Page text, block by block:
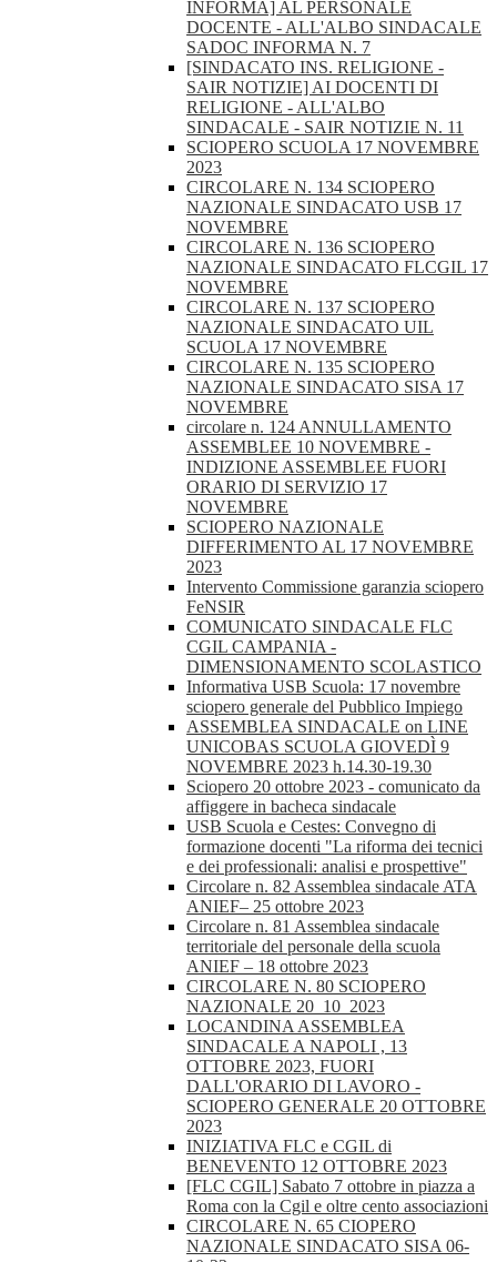
INFORMA] AL PERSONALE
DOCENTE - ALL'ALBO SINDACALE
SADOC INFORMA N. 7
[SINDACATO INS. RELIGIONE -
SAIR NOTIZIE] AI DOCENTI DI
RELIGIONE - ALL'ALBO
SINDACALE - SAIR NOTIZIE N. 11
SCIOPERO SCUOLA 17 NOVEMBRE
2023
CIRCOLARE N. 134 SCIOPERO
NAZIONALE SINDACATO USB 17
NOVEMBRE
CIRCOLARE N. 136 SCIOPERO
NAZIONALE SINDACATO FLCGIL 17
NOVEMBRE
CIRCOLARE N. 137 SCIOPERO
NAZIONALE SINDACATO UIL
SCUOLA 17 NOVEMBRE
CIRCOLARE N. 135 SCIOPERO
NAZIONALE SINDACATO SISA 17
NOVEMBRE
circolare n. 124 ANNULLAMENTO
ASSEMBLEE 10 NOVEMBRE -
INDIZIONE ASSEMBLEE FUORI
ORARIO DI SERVIZIO 17
NOVEMBRE
SCIOPERO NAZIONALE
DIFFERIMENTO AL 17 NOVEMBRE
2023
Intervento Commissione garanzia sciopero
FeNSIR
COMUNICATO SINDACALE FLC
CGIL CAMPANIA -
DIMENSIONAMENTO SCOLASTICO
Informativa USB Scuola: 17 novembre
sciopero generale del Pubblico Impiego
ASSEMBLEA SINDACALE on LINE
UNICOBAS SCUOLA GIOVEDÌ 9
NOVEMBRE 2023 h.14.30-19.30
Sciopero 20 ottobre 2023 - comunicato da
affiggere in bacheca sindacale
USB Scuola e Cestes: Convegno di
formazione docenti "La riforma dei tecnici
e dei professionali: analisi e prospettive"
Circolare n. 82 Assemblea sindacale ATA
ANIEF– 25 ottobre 2023
Circolare n. 81 Assemblea sindacale
territoriale del personale della scuola
ANIEF – 18 ottobre 2023
CIRCOLARE N. 80 SCIOPERO
NAZIONALE 20_10_2023
LOCANDINA ASSEMBLEA
SINDACALE A NAPOLI , 13
OTTOBRE 2023, FUORI
DALL'ORARIO DI LAVORO -
SCIOPERO GENERALE 20 OTTOBRE
2023
INIZIATIVA FLC e CGIL di
BENEVENTO 12 OTTOBRE 2023
[FLC CGIL] Sabato 7 ottobre in piazza a
Roma con la Cgil e oltre cento associazioni
CIRCOLARE N. 65 CIOPERO
NAZIONALE SINDACATO SISA 06-